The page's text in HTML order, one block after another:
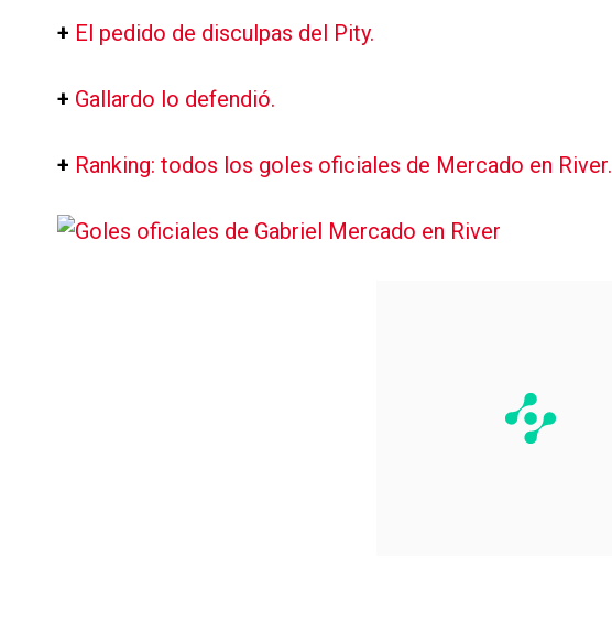
+ El pedido de disculpas del Pity.
+ Gallardo lo defendió.
+ Ranking: todos los goles oficiales de Mercado en River.